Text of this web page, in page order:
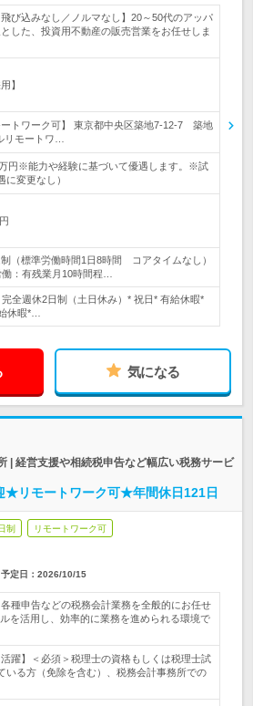
飛び込みなし／ノルマなし】20～50代のアッパ
した、投資用不動産の販売営業をお任せしま
】
ートワーク可】 東京都中央区築地7-12-7 築地
モートワ…
円※能力や経験に基づいて優遇します。※試
に変更なし）
（標準労働時間1日8時間 コアタイムなし）
：有残業月10時間程…
全週休2日制（土日休み）* 祝日* 有給休暇*
休暇*…
気になる
| 経営支援や相続税申告など幅広い税務サービ
★リモートワーク可★年間休日121日
制 リモートワーク可
定日： 2026/10/15
種申告などの税務会計業務を全般的にお任せ
を活用し、効率的に業務を進められる環境で
活躍】＜必須＞税理士の資格もしくは税理士試
いる方（免除を含む）、税務会計事務所での